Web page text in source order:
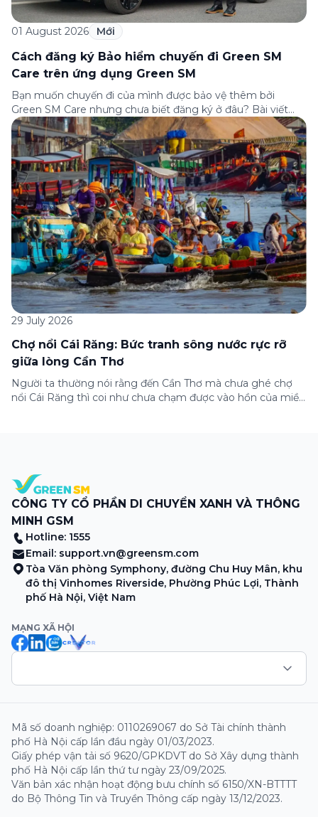
01 August 2026 Mới
Cách đăng ký Bảo hiểm chuyến đi Green SM
Care trên ứng dụng Green SM
Bạn muốn chuyến đi của mình được bảo vệ thêm bởi
Green SM Care nhưng chưa biết đăng ký ở đâu? Bài viết
dưới đây sẽ hướng dẫn chi tiết cách tham gia (và hủy tham
gia) gói bảo hiểm này ngay trên ứng dụng Green SM, cùng
những lưu ý quan trọng trước khi […]
29 July 2026
Chợ nổi Cái Răng: Bức tranh sông nước rực rỡ
giữa lòng Cần Thơ
Người ta thường nói rằng đến Cần Thơ mà chưa ghé chợ
nổi Cái Răng thì coi như chưa chạm được vào hồn của miền
CÔNG TY CỔ PHẦN DI CHUYỂN XANH VÀ THÔNG
MINH GSM
Hotline: 1555
Email: support.vn@greensm.com
Tòa Văn phòng Symphony, đường Chu Huy Mân, khu
đô thị Vinhomes Riverside, Phường Phúc Lợi, Thành
phố Hà Nội, Việt Nam
MẠNG XÃ HỘI
Mã số doanh nghiệp: 0110269067 do Sở Tài chính thành
phố Hà Nội cấp lần đầu ngày 01/03/2023.
Giấy phép vận tải số 9620/GPKDVT do Sở Xây dựng thành
phố Hà Nội cấp lần thứ tư ngày 23/09/2025.
Văn bản xác nhận hoạt động bưu chính số 6150/XN-BTTTT
do Bộ Thông Tin và Truyền Thông cấp ngày 13/12/2023.